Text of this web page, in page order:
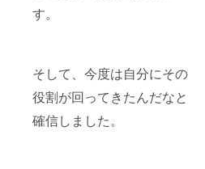
す。
そして、今度は自分にその
役割が回ってきたんだなと
確信しました。